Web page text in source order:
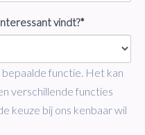
vindt?*
functie. Het kan
verschillende functies
keuze bij ons kenbaar wil